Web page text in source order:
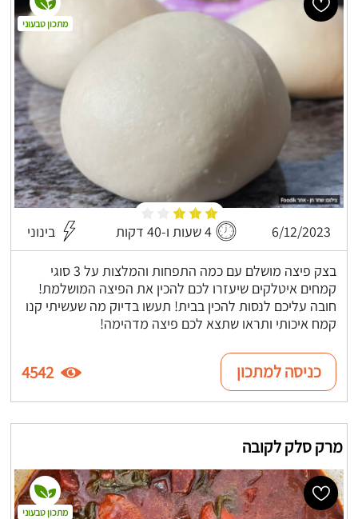
6/12/2023 4 שעות ו-40 דקות בינוני
בצק פיצה מושלם עם כמה התפחות והמלצות על 3 סוגי
קמחים איטלקים שיעזרו לכם להכין את הפיצה המושלמת!
חובה עליכם לנסות להכין בבית! תעשו בדיוק מה שעשיתי קנו
קמח איכותי ותראו שתצא לכם פיצה מדהימה!
מתכון טבעוני
כניסה למתכון 4542
מרק סלק לקובה
מתכון טבעוני